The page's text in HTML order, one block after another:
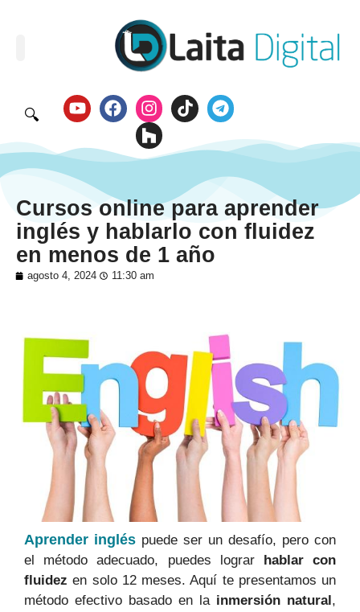
🔍
Cursos online para aprender
inglés y hablarlo con fluidez
en menos de 1 año
agosto 4, 2024 11:30 am
Aprender inglés puede ser un desafío, pero con
el método adecuado, puedes lograr hablar con
fluidez en solo 12 meses. Aquí te presentamos un
método efectivo basado en la inmersión natural,